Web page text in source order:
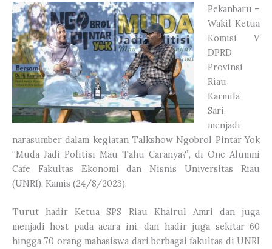
Pekanbaru –
Wakil Ketua
Komisi V
DPRD
Provinsi
Riau
Karmila
Sari,
menjadi
narasumber dalam kegiatan Talkshow Ngobrol Pintar Yok
“Muda Jadi Politisi Mau Tahu Caranya?”, di One Alumni
Cafe Fakultas Ekonomi dan Nisnis Universitas Riau
(UNRI), Kamis (24/8/2023).
Turut hadir Ketua SPS Riau Khairul Amri dan juga
menjadi host pada acara ini, dan hadir juga sekitar 60
hingga 70 orang mahasiswa dari berbagai fakultas di UNRI